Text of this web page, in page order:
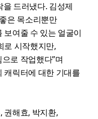
드러냈다. 김성제
은 목소리뿐만
보여줄 수 있는 얼굴이
로 시작했지만,
로 작업했다”며
캐릭터에 대한 기대를
권해효, 박지환,